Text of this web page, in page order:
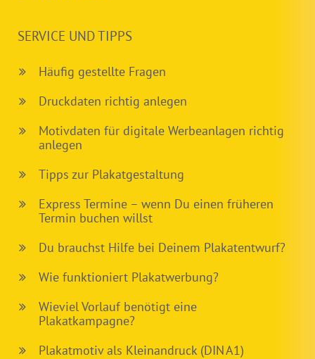
SERVICE UND TIPPS
Häufig gestellte Fragen
Druckdaten richtig anlegen
Motivdaten für digitale Werbeanlagen richtig
anlegen
Tipps zur Plakatgestaltung
Express Termine – wenn Du einen früheren
Termin buchen willst
Du brauchst Hilfe bei Deinem Plakatentwurf?
Wie funktioniert Plakatwerbung?
Wieviel Vorlauf benötigt eine
Plakatkampagne?
Plakatmotiv als Kleinandruck (DIN A1)